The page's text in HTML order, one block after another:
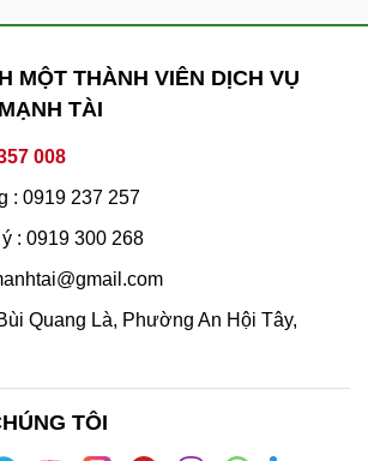
MỘT THÀNH VIÊN DỊCH VỤ
TÀI
008
: 0919 237 257
: 0919 300 268
Quang Là, Phường An Hội Tây,
TÔI